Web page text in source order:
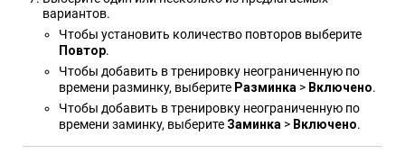
вариантов.
Чтобы установить количество повторов выберите
Повтор.
Чтобы добавить в тренировку неограниченную по
времени разминку, выберите Разминка > Включено.
Чтобы добавить в тренировку неограниченную по
времени заминку, выберите Заминка > Включено.